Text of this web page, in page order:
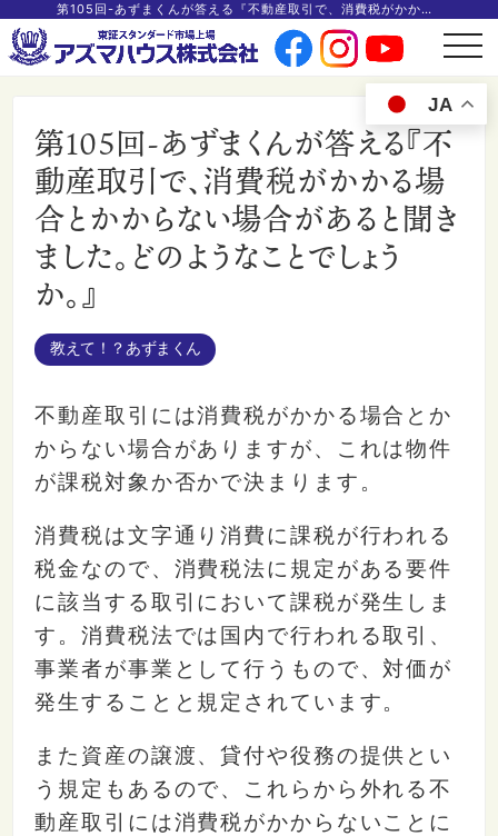
第105回-あずまくんが答える『不動産取引で、消費税がかかる場合とかからない場合があると聞きました。どのようなことでしょうか。』
t
o
g
l
JA
第105回-あずまくんが答える『不
動産取引で、消費税がかかる場
合とかからない場合があると聞き
ました。どのようなことでしょう
か。』
教えて！？あずまくん
不動産取引には消費税がかかる場合とか
からない場合がありますが、これは物件
が課税対象か否かで決まります。
消費税は文字通り消費に課税が行われる
税金なので、消費税法に規定がある要件
に該当する取引において課税が発生しま
す。消費税法では国内で行われる取引、
事業者が事業として行うもので、対価が
発生することと規定されています。
また資産の譲渡、貸付や役務の提供とい
う規定もあるので、これらから外れる不
動産取引には消費税がかからないことに